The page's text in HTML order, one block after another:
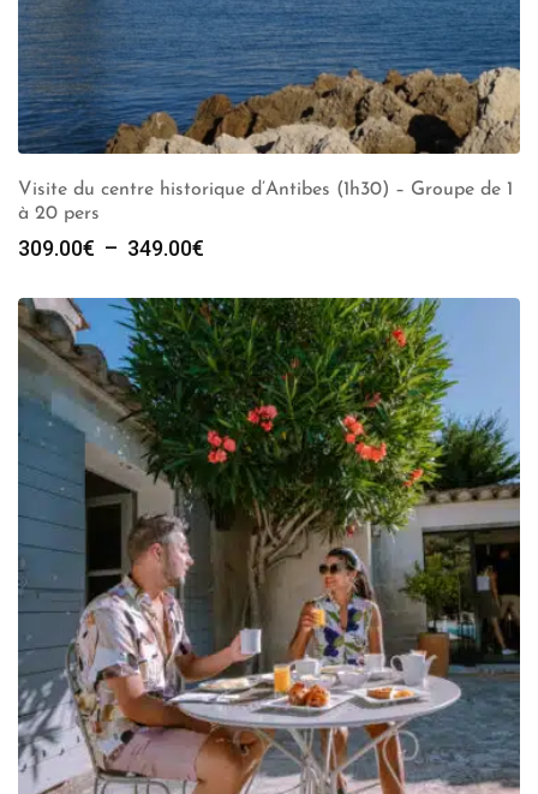
Visite du centre historique d’Antibes (1h30) – Groupe de 1
à 20 pers
309.00€ – 349.00€
prix :
309.00€
à
349.00€